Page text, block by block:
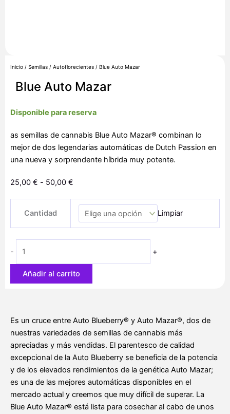
Inicio / Semillas / Autoflorecientes / Blue Auto Mazar
Blue Auto Mazar
Disponible para reserva
as semillas de cannabis Blue Auto Mazar® combinan lo
mejor de dos legendarias automáticas de Dutch Passion en
una nueva y sorprendente híbrida muy potente.
25,00 € - 50,00 €
precios:
desde
25,00 €
Cantidad Limpiar
-
Auto
Mazar
cantidad
+
Añadir al carrito
Es un cruce entre Auto Blueberry® y Auto Mazar®, dos de
nuestras variedades de semillas de cannabis más
apreciadas y más vendidas. El parentesco de calidad
excepcional de la Auto Blueberry se beneficia de la potencia
y de los elevados rendimientos de la genética Auto Mazar;
es una de las mejores automáticas disponibles en el
mercado actual y creemos que muy difícil de superar. La
Blue Auto Mazar® está lista para cosechar al cabo de unos